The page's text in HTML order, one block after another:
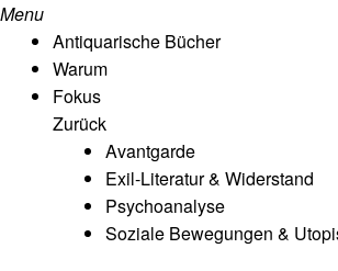
Menu
Antiquarische Bücher
Warum
Fokus
Zurück
Avantgarde
Exil-Literatur & Widerstand
Psychoanalyse
Soziale Bewegungen &